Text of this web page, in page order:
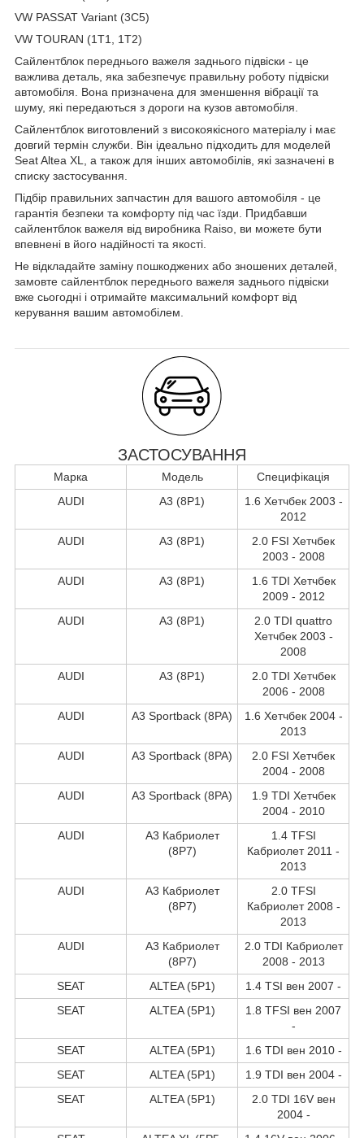
VW PASSAT Variant (3C5)
VW TOURAN (1T1, 1T2)
Сайлентблок переднього важеля заднього підвіски - це
важлива деталь, яка забезпечує правильну роботу підвіски
автомобіля. Вона призначена для зменшення вібрації та
шуму, які передаються з дороги на кузов автомобіля.
Сайлентблок виготовлений з високоякісного матеріалу і має
довгий термін служби. Він ідеально підходить для моделей
Seat Altea XL, а також для інших автомобілів, які зазначені в
списку застосування.
Підбір правильних запчастин для вашого автомобіля - це
гарантія безпеки та комфорту під час їзди. Придбавши
сайлентблок важеля від виробника Raiso, ви можете бути
впевнені в його надійності та якості.
Не відкладайте заміну пошкоджених або зношених деталей,
замовте сайлентблок переднього важеля заднього підвіски
вже сьогодні і отримайте максимальний комфорт від
керування вашим автомобілем.
ЗАСТОСУВАННЯ
Марка Модель
Специфікація
AUDI
A3 (8P1)
1.6 Хетчбек 2003 -
2012
AUDI
A3 (8P1)
2.0 FSI Хетчбек
2003 - 2008
AUDI
A3 (8P1)
1.6 TDI Хетчбек
2009 - 2012
AUDI
A3 (8P1)
2.0 TDI quattro
Хетчбек 2003 -
2008
AUDI
A3 (8P1)
2.0 TDI Хетчбек
2006 - 2008
AUDI
A3 Sportback (8PA)
1.6 Хетчбек 2004 -
2013
AUDI
A3 Sportback (8PA)
2.0 FSI Хетчбек
2004 - 2008
AUDI
A3 Sportback (8PA)
1.9 TDI Хетчбек
2004 - 2010
AUDI
A3 Кабриолет
(8P7)
1.4 TFSI
Кабриолет 2011 -
2013
AUDI
A3 Кабриолет
(8P7)
2.0 TFSI
Кабриолет 2008 -
2013
AUDI
A3 Кабриолет
(8P7)
2.0 TDI Кабриолет
2008 - 2013
SEAT
ALTEA (5P1)
1.4 TSI вен 2007 -
SEAT
ALTEA (5P1)
1.8 TFSI вен 2007
-
SEAT
ALTEA (5P1)
1.6 TDI вен 2010 -
SEAT
ALTEA (5P1)
1.9 TDI вен 2004 -
SEAT
ALTEA (5P1)
2.0 TDI 16V вен
2004 -